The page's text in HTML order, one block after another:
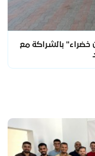
خضراء" بالشراكة مع